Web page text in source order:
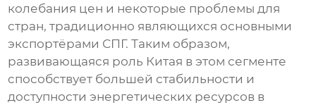
колебания цен и некоторые проблемы для
стран, традиционно являющихся основными
экспортёрами СПГ. Таким образом,
развивающаяся роль Китая в этом сегменте
способствует большей стабильности и
доступности энергетических ресурсов в